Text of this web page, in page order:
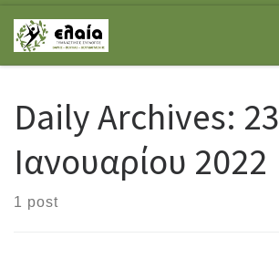
Skip to content
Daily Archives: 23
Ιανουαρίου 2022
1 post